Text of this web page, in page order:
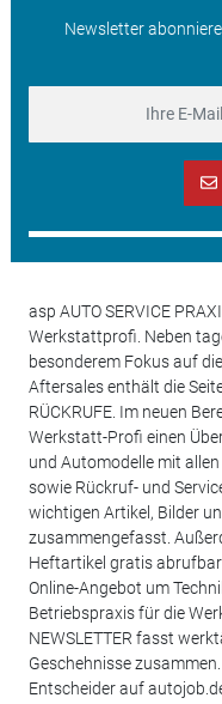
Newsletter
asp AUTO SERVICE
Werkstattprofi. Neben
besonderem Fokus auf
Aftersales enthält die
RÜCKRUFE. Im neuen
Werkstatt-Profi einen
und Automodelle mit
sowie Rückruf- und
wichtigen Artikel, Bilder
zusammengefasst.
Heftartikel gratis abrufbar
Online-Angebot um
Betriebspraxis für die
NEWSLETTER fasst
Geschehnisse
Entscheider auf